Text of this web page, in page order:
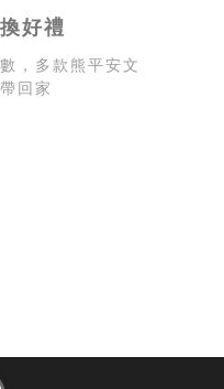
好禮
，多款熊平安文
回家